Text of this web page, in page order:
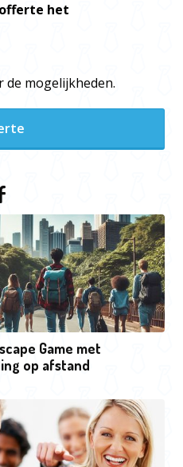
het
de mogelijkheden.
Game met
op afstand